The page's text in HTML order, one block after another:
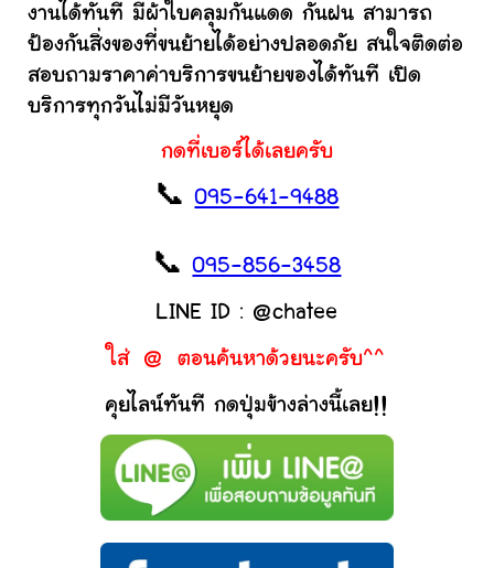
งานได้ทันที มีผ้าใบคลุมกันแดด กันฝน สามารถ
ป้องกันสิ่งของที่ขนย้ายได้อย่างปลอดภัย สนใจติดต่อ
สอบถามราคาค่าบริการขนย้ายของได้ทันที เปิด
บริการทุกวันไม่มีวันหยุด
กดที่เบอร์ได้เลยครับ
📞095-641-9488
📞095-856-3458
LINE ID : @chatee
ใส่ @ ตอนค้นหาด้วยนะครับ^^
คุยไลน์ทันที กดปุ่มข้างล่างนี้เลย!!